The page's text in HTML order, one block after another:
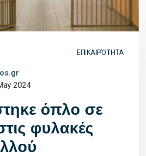
ΕΠΙΚΑΙΡΌΤΗΤΑ
2024
όπλο σε
φυλακές